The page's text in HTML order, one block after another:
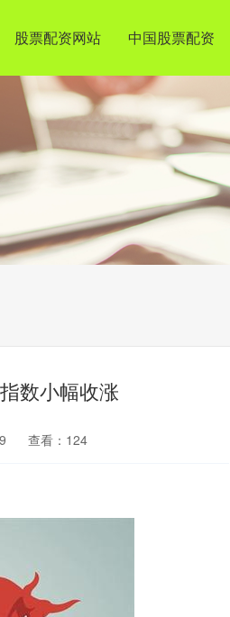
股票配资网站 中国股票配资
数小幅收涨
查看：124